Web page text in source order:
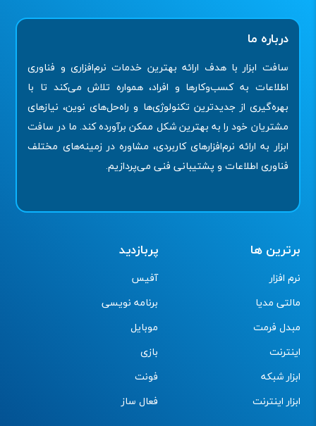
درباره ما
سافت ابزار با هدف ارائه بهترین خدمات نرم‌افزاری و فناوری
اطلاعات به کسب‌وکارها و افراد، همواره تلاش می‌کند تا با
بهره‌گیری از جدیدترین تکنولوژی‌ها و راه‌حل‌های نوین، نیازهای
مشتریان خود را به بهترین شکل ممکن برآورده کند. ما در سافت
ابزار به ارائه نرم‌افزارهای کاربردی، مشاوره در زمینه‌های مختلف
فناوری اطلاعات و پشتیبانی فنی می‌پردازیم.
برترین ها
نرم افزار
مالتی مدیا
مبدل فرمت
اینترنت
ابزار شبکه
ابزار اینترنت
پربازدید
آفیس
برنامه نویسی
موبایل
بازی
فونت
فعال ساز